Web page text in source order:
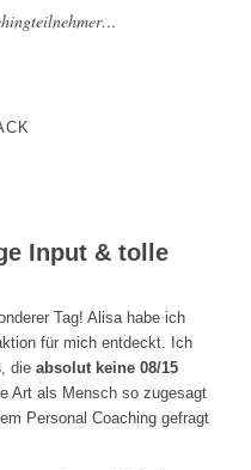
Input & tolle
Tag! Alisa habe ich
für mich entdeckt. Ich
, dieabsolut keine 08/15
Art als Mensch so zugesagt
Personal Coaching gefragt